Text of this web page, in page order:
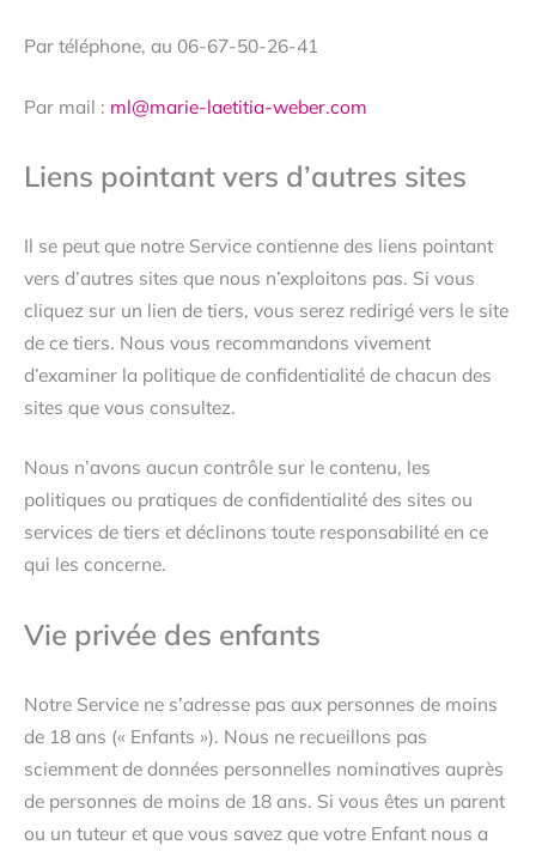
Par téléphone, au 06-67-50-26-41
Par mail : ml@marie-laetitia-weber.com
Liens pointant vers d’autres sites
Il se peut que notre Service contienne des liens pointant
vers d’autres sites que nous n’exploitons pas. Si vous
cliquez sur un lien de tiers, vous serez redirigé vers le site
de ce tiers. Nous vous recommandons vivement
d’examiner la politique de confidentialité de chacun des
sites que vous consultez.
Nous n’avons aucun contrôle sur le contenu, les
politiques ou pratiques de confidentialité des sites ou
services de tiers et déclinons toute responsabilité en ce
qui les concerne.
Vie privée des enfants
Notre Service ne s’adresse pas aux personnes de moins
de 18 ans (« Enfants »). Nous ne recueillons pas
sciemment de données personnelles nominatives auprès
de personnes de moins de 18 ans. Si vous êtes un parent
ou un tuteur et que vous savez que votre Enfant nous a